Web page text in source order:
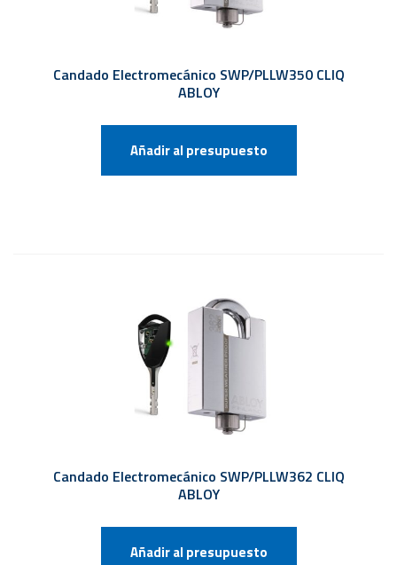
Candado Electromecánico SWP/PLLW350 CLIQ
ABLOY
Añadir al presupuesto
Candado Electromecánico SWP/PLLW362 CLIQ
ABLOY
Añadir al presupuesto